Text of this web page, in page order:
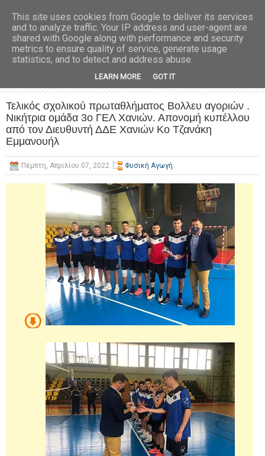
Τελικός σχολικού πρωταθλήματος Βολλευ αγοριών .
Νικήτρια ομάδα 3ο ΓΕΛ Χανιών. Απονομή κυπέλλου
από τον Διευθυντή ΔΔΕ Χανιών Κο Τζανάκη
Εμμανουήλ
Πέμπτη, Απριλίου 07, 2022 Φυσική Αγωγή
This site uses cookies from Google to deliver its services
and to analyze traffic. Your IP address and user-agent are
shared with Google along with performance and security
metrics to ensure quality of service, generate usage
statistics, and to detect and address abuse.
LEARN MORE GOT IT